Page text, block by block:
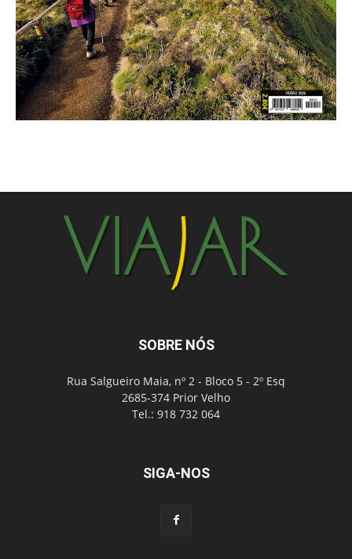
SOBRE NÓS
Rua Salgueiro Maia, nº 2 - Bloco 5 - 2º Esq
2685-374 Prior Velho
Tel.: 918 732 064
SIGA-NOS